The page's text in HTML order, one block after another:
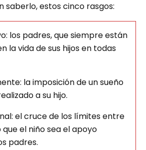
saberlo, estos cinco rasgos:
los padres, que siempre están
la vida de sus hijos en todas
la imposición de un sueño
a su hijo.
el cruce de los límites entre
que el niño sea el apoyo
padres.